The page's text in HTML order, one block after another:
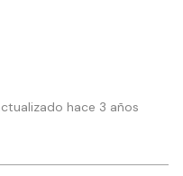
hace 3 años